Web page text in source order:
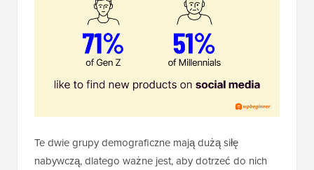
Te dwie grupy demograficzne mają dużą siłę
nabywczą, dlatego ważne jest, aby dotrzeć do nich